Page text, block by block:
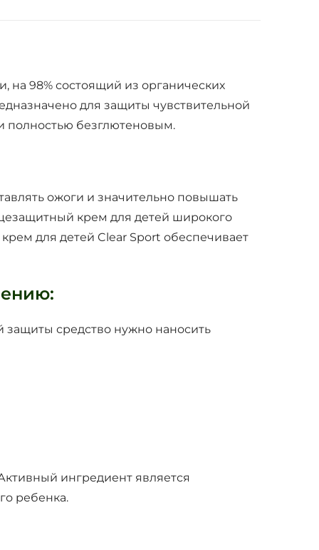
98% состоящий из органических
для защиты чувствительной
полностью безглютеновым.
ожоги и значительно повышать
крем для детей широкого
для детей Clear Sport обеспечивает
защиты средство нужно наносить
ингредиент является
ребенка.